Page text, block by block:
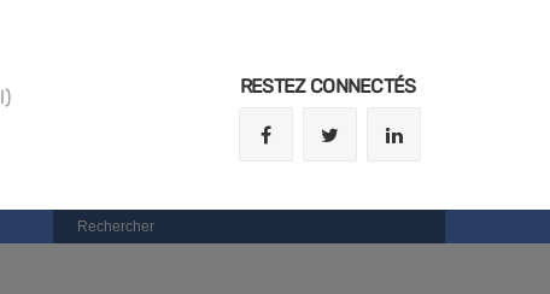
RESTEZ CONNECTÉS